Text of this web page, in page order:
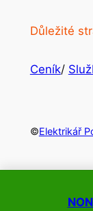
Důležité
Ceník/
©Elektrikář